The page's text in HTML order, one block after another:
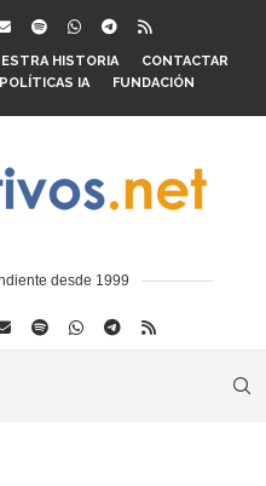
HISTORIA
CONTACTAR
POLÍTICAS IA FUNDACIÓN
desde 1999